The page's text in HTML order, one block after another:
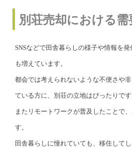
別荘売却における
SNSなどで田舎暮らしの様子や情報を
も増えています。
都会では考えられないような不便さや
ている方に、別荘の立地はぴったりです
またリモートワークが普及したことで
す。
田舎暮らしに憧れていても、移住して